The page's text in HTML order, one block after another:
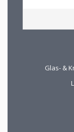
Glas- &